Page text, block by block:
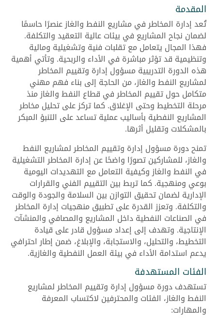
المقدمة
تُعد إدارة المخاطر في مشاريع النفط والغاز عنصرًا حاسمًا
لضمان نجاح المشاريع في بيئات عالية التعقيد والتكلفة.
فهذا المجال يتعامل مع تقلبات فنية وتشغيلية ومالية
وتنظيمية قد تؤثر مباشرة في الأداء والربحية. وتأتي أهمية
هذه الدورة التدريبية مسؤول إدارة وتقييم المخاطر
لمشاريع النفط والغاز، من الحاجة إلى بناء فهم مهني
متكامل حول تقييم المخاطر في قطاع النفط والغاز منذ
مرحلة التخطيط وحتى الإغلاق. كما تركز على تحليل مخاطر
المشاريع النفطية بأساليب عملية تساعد على التنبؤ المبكر
بالمشكلات وتقليل أثرها.
تمنح دورة مسؤول إدارة وتقييم المخاطر لمشاريع النفط
والغاز، للمشاركين تصورًا واضحًا عن إدارة المخاطر التشغيلية
في النفط والغاز وكيفية التعامل مع التهديدات اليومية
بوعي ومنهجية. كما تربط بين التقييم الفني والقرارات
الإدارية لضمان تحقيق التوازن بين السلامة والجودة والوقت
والتكلفة. وتعزز القدرة على تطبيق منهجيات إدارة المخاطر
في الصناعات النفطية داخل المشاريع والمصافي والمنشآت
الإنتاجية. وتهدف إلى إعداد مسؤول قادر على قيادة
التخطيط، والتحليل، والاستجابة، والإبلاغ، ضمن إطار احترافي
يدعم استدامة الأداء في بيئة العمل النفطية والغازية.
الفئات المستهدفة
تستهدف دورة مسؤول إدارة وتقييم المخاطر لمشاريع
النفط والغاز، الفئات والمحترفين لاكتساب المعرفة
والمهارات: